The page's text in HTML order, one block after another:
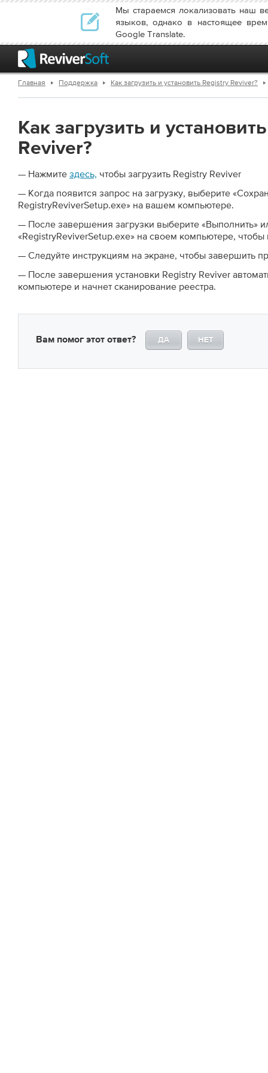
Мы стараемся локализовать наш
языков, однако в настоящее
Google Translate.
Главная Поддержка Как загрузить и установить Registry Reviver?
Как загрузить и
Reviver?
— Нажмите здесь, чтобы загрузить Registry Reviver
— Когда появится запрос на загрузку, выберите
RegistryReviverSetup.exe» на вашем компьютере.
— После завершения загрузки выберите «Выполнить»
«RegistryReviverSetup.exe» на своем компьютере, чтобы
— Следуйте инструкциям на экране, чтобы завершить
— После завершения установки Registry Reviver
компьютере и начнет сканирование реестра.
Вам помог этот ответ? ДА НЕТ